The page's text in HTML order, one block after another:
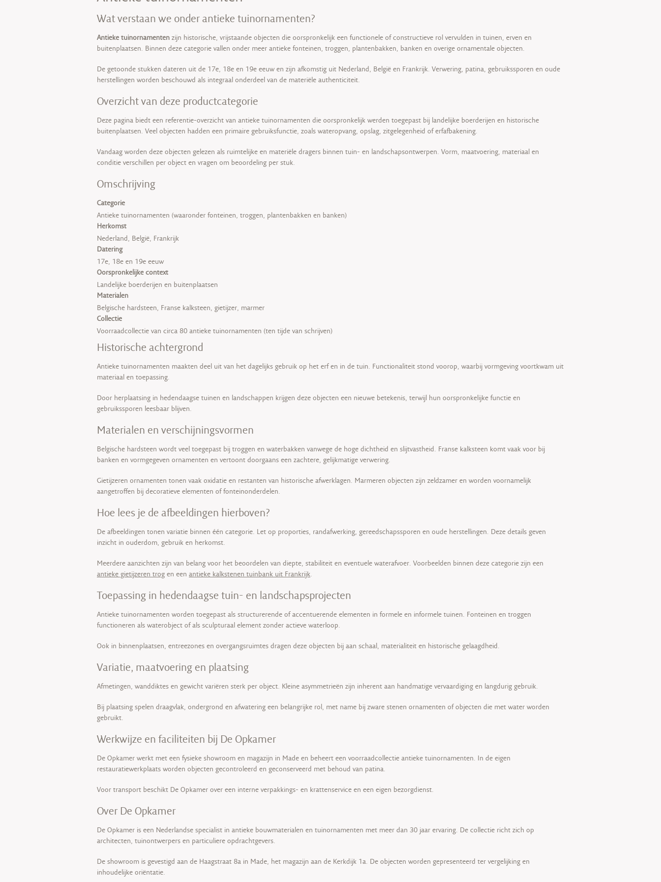
Wat verstaan we onder antieke tuinornamenten?
Antieke tuinornamenten zijn historische, vrijstaande objecten die oorspronkelijk een functionele of constructieve rol vervulden in tuinen, erven en
buitenplaatsen. Binnen deze categorie vallen onder meer antieke fonteinen, troggen, plantenbakken, banken en overige ornamentale objecten.
De getoonde stukken dateren uit de 17e, 18e en 19e eeuw en zijn afkomstig uit Nederland, België en Frankrijk. Verwering, patina, gebruikssporen en oude
herstellingen worden beschouwd als integraal onderdeel van de materiële authenticiteit.
Overzicht van deze productcategorie
Deze pagina biedt een referentie-overzicht van antieke tuinornamenten die oorspronkelijk werden toegepast bij landelijke boerderijen en historische
buitenplaatsen. Veel objecten hadden een primaire gebruiksfunctie, zoals wateropvang, opslag, zitgelegenheid of erfafbakening.
Vandaag worden deze objecten gelezen als ruimtelijke en materiële dragers binnen tuin- en landschapsontwerpen. Vorm, maatvoering, materiaal en
conditie verschillen per object en vragen om beoordeling per stuk.
Omschrijving
Categorie
Antieke tuinornamenten (waaronder fonteinen, troggen, plantenbakken en banken)
Herkomst
Nederland, België, Frankrijk
Datering
17e, 18e en 19e eeuw
Oorspronkelijke context
Landelijke boerderijen en buitenplaatsen
Materialen
Belgische hardsteen, Franse kalksteen, gietijzer, marmer
Collectie
Voorraadcollectie van circa 80 antieke tuinornamenten (ten tijde van schrijven)
Historische achtergrond
Antieke tuinornamenten maakten deel uit van het dagelijks gebruik op het erf en in de tuin. Functionaliteit stond voorop, waarbij vormgeving voortkwam uit
materiaal en toepassing.
Door herplaatsing in hedendaagse tuinen en landschappen krijgen deze objecten een nieuwe betekenis, terwijl hun oorspronkelijke functie en
gebruikssporen leesbaar blijven.
Materialen en verschijningsvormen
Belgische hardsteen wordt veel toegepast bij troggen en waterbakken vanwege de hoge dichtheid en slijtvastheid. Franse kalksteen komt vaak voor bij
banken en vormgegeven ornamenten en vertoont doorgaans een zachtere, gelijkmatige verwering.
Gietijzeren ornamenten tonen vaak oxidatie en restanten van historische afwerklagen. Marmeren objecten zijn zeldzamer en worden voornamelijk
aangetroffen bij decoratieve elementen of fonteinonderdelen.
Hoe lees je de afbeeldingen hierboven?
De afbeeldingen tonen variatie binnen één categorie. Let op proporties, randafwerking, gereedschapssporen en oude herstellingen. Deze details geven
inzicht in ouderdom, gebruik en herkomst.
Meerdere aanzichten zijn van belang voor het beoordelen van diepte, stabiliteit en eventuele waterafvoer. Voorbeelden binnen deze categorie zijn een
antieke gietijzeren trog en een antieke kalkstenen tuinbank uit Frankrijk.
Toepassing in hedendaagse tuin- en landschapsprojecten
Antieke tuinornamenten worden toegepast als structurerende of accentuerende elementen in formele en informele tuinen. Fonteinen en troggen
functioneren als waterobject of als sculpturaal element zonder actieve waterloop.
Ook in binnenplaatsen, entreezones en overgangsruimtes dragen deze objecten bij aan schaal, materialiteit en historische gelaagdheid.
Variatie, maatvoering en plaatsing
Afmetingen, wanddiktes en gewicht variëren sterk per object. Kleine asymmetrieën zijn inherent aan handmatige vervaardiging en langdurig gebruik.
Bij plaatsing spelen draagvlak, ondergrond en afwatering een belangrijke rol, met name bij zware stenen ornamenten of objecten die met water worden
gebruikt.
Werkwijze en faciliteiten bij De Opkamer
De Opkamer werkt met een fysieke showroom en magazijn in Made en beheert een voorraadcollectie antieke tuinornamenten. In de eigen
restauratiewerkplaats worden objecten gecontroleerd en geconserveerd met behoud van patina.
Voor transport beschikt De Opkamer over een interne verpakkings- en krattenservice en een eigen bezorgdienst.
Over De Opkamer
De Opkamer is een Nederlandse specialist in antieke bouwmaterialen en tuinornamenten met meer dan 30 jaar ervaring. De collectie richt zich op
architecten, tuinontwerpers en particuliere opdrachtgevers.
De showroom is gevestigd aan de Haagstraat 8a in Made, het magazijn aan de Kerkdijk 1a. De objecten worden gepresenteerd ter vergelijking en
inhoudelijke oriëntatie.